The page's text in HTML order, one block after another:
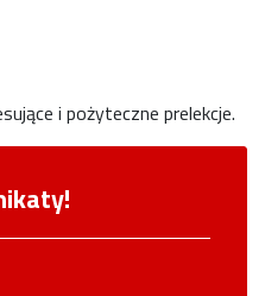
i pożyteczne prelekcje.